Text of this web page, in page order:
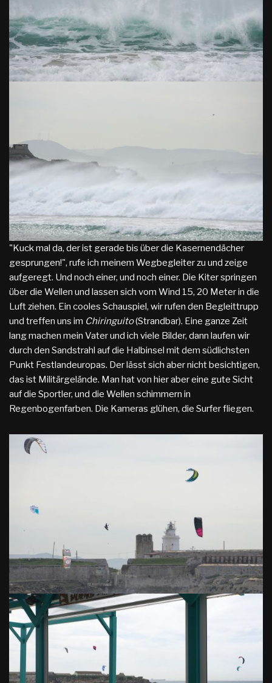
"Kuck mal da, der ist gerade bis über die Kasernendächer
gesprungen!", rufe ich meinem Wegbegleiter zu und zeige
aufgeregt. Und noch einer, und noch einer. Die Kiter springen
über die Wellen und lassen sich vom Wind 15, 20 Meter in die
Luft ziehen. Ein cooles Schauspiel, wir rufen den Begleittrupp
und treffen uns im Chiringuito(Strandbar). Eine ganze Zeit
lang machen mein Vater und ich viele Bilder, dann laufen wir
durch den Sandstrahl auf die Halbinsel mit dem südlichsten
Punkt Festlandeuropas. Der lässt sich aber nicht besichtigen,
das ist Militärgelände. Man hat von hier aber eine gute Sicht
auf die Sportler, und die Wellen schimmern in
Regenbogenfarben. Die Kameras glühen, die Surfer fliegen.